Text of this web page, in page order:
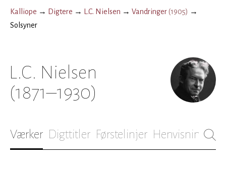
Kalliope → Digtere → L.C. Nielsen → Vandringer(1905) →
Solsyner
L.C. Nielsen
(1871–1930)
Værker Digttitler Førstelinjer Henvisninger